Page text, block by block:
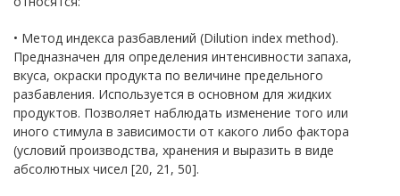
• Метод индекса разбавлений (Dilution index method).
Предназначен для определения интенсивности запаха,
вкуса, окраски продукта по величине предельного
разбавления. Используется в основном для жидких
продуктов. Позволяет наблюдать изменение того или
иного стимула в зависимости от какого либо фактора
(условий производства, хранения и выразить в виде
абсолютных чисел [20, 21, 50].